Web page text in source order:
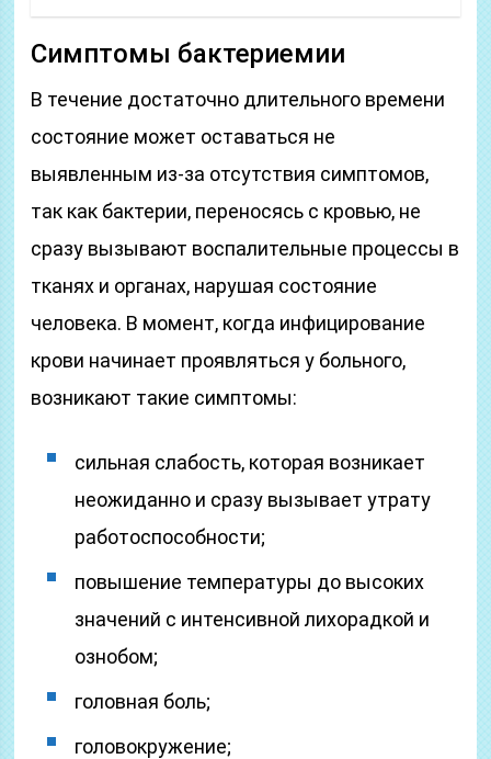
Симптомы бактериемии
В течение достаточно длительного времени
состояние может оставаться не
выявленным из-за отсутствия симптомов,
так как бактерии, переносясь с кровью, не
сразу вызывают воспалительные процессы в
тканях и органах, нарушая состояние
человека. В момент, когда инфицирование
крови начинает проявляться у больного,
возникают такие симптомы:
сильная слабость, которая возникает
неожиданно и сразу вызывает утрату
работоспособности;
повышение температуры до высоких
значений с интенсивной лихорадкой и
ознобом;
головная боль;
головокружение;